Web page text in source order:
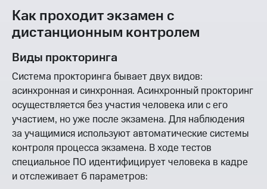
Как проходит экзамен с
дистанционным контролем
Виды прокторинга
Система прокторинга бывает двух видов:
асинхронная и синхронная. Асинхронный прокторинг
осуществляется без участия человека или с его
участием, но уже после экзамена. Для наблюдения
за учащимися используют автоматические системы
контроля процесса экзамена. В ходе тестов
специальное ПО идентифицирует человека в кадре
и отслеживает 6 параметров: